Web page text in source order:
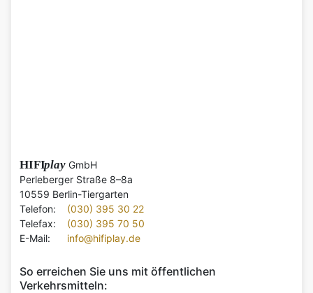
HIFIplay GmbH
Perleberger Straße 8–8a
10559 Berlin-Tiergarten
Telefon:
(030) 395 30 22
Telefax:
(030) 395 70 50
E-Mail:
info@hifiplay.de
So erreichen Sie uns mit öffentlichen
Verkehrsmitteln: